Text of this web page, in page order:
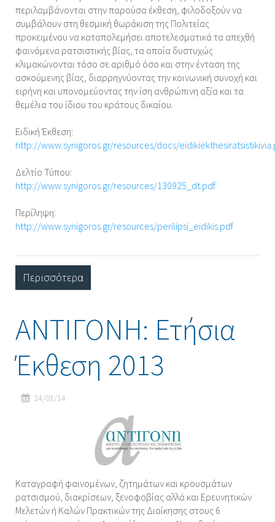
περιλαμβάνονται στην παρούσα έκθεση, φιλοδοξούν να
συμβάλουν στη θεσμική θωράκιση της Πολιτείας
προκειμένου να καταπολεμήσει αποτελεσματικά τα απεχθή
φαινόμενα ρατσιστικής βίας, τα οποία δυστυχώς
κλιμακώνονται τόσο σε αριθμό όσο και στην ένταση της
ασκούμενης βίας, διαρρηγνύοντας την κοινωνική συνοχή και
ειρήνη και υπονομεύοντας την ίση ανθρώπινη αξία και τα
θεμέλια του ίδιου του κράτους δικαίου.
Ειδική Έκθεση:
http://www.synigoros.gr/resources/docs/
Δελτίο Τύπου:
http://www.synigoros.gr/resources/130925_dt.pdf
Περίληψη:
http://www.synigoros.gr/resources/perilipsi_eidikis.pdf
Περισσότερα
ΑΝΤΙΓΟΝΗ: Ετήσια
Έκθεση 2013
24/01/14
Καταγραφή φαινομένων, ζητημάτων και κρουσμάτων
ρατσισμού, διακρίσεων, ξενοφοβίας αλλά και Ερευνητικών
Μελετών ή Καλών Πρακτικών της Διοίκησης στους 6